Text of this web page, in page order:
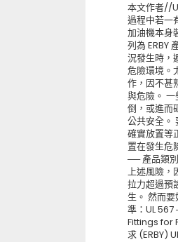
本文作者//
過程中若一
加油機本身
列為 ERBY
況發生時，
危險環境。
作，因不甚
與危險。
倒，或進而
公共安全。
確實放置等
置在發生
── 產品類
上述風險，
拉力超過預
生。 然而
準：UL
Fittings for
求 (ERBY)